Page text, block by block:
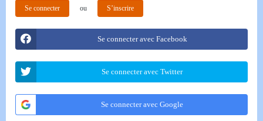
Se connecter ou S’inscrire
Se connecter avec Facebook
Se connecter avec Twitter
Se connecter avec Google